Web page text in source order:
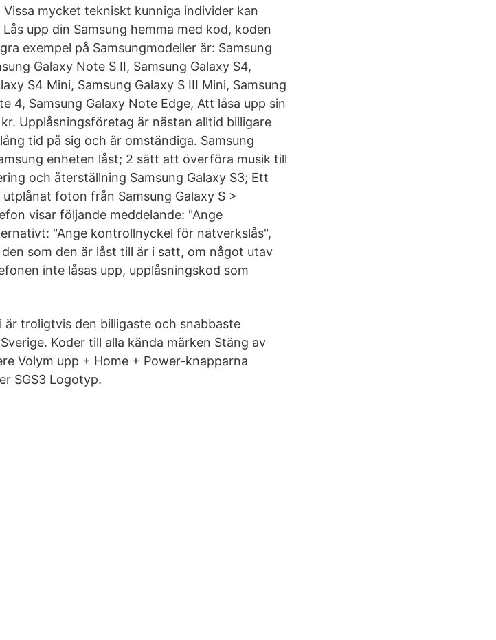
mycket tekniskt kunniga individer kan
upp din Samsung hemma med kod, koden
exempel på Samsungmodeller är: Samsung
Galaxy Note S II, Samsung Galaxy S4,
S4 Mini, Samsung Galaxy S III Mini, Samsung
4, Samsung Galaxy Note Edge, Att låsa upp sin
Upplåsningsföretag är nästan alltid billigare
tid på sig och är omständiga. Samsung
enheten låst; 2 sätt att överföra musik till
och återställning Samsung Galaxy S3; Ett
foton från Samsung Galaxy S >
visar följande meddelande: "Ange
"Ange kontrollnyckel för nätverkslås",
som den är låst till är i satt, om något utav
inte låsas upp, upplåsningskod som
är troligtvis den billigaste och snabbaste
Koder till alla kända märken Stäng av
Volym upp + Home + Power-knapparna
SGS3 Logotyp.